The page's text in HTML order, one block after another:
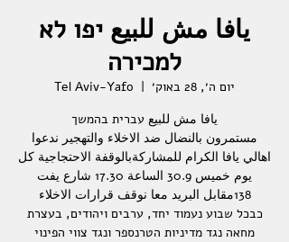
يافا مش للبيع יפו לא
למכירה
יום ה׳, 28 באוק׳
  |
Tel Aviv-Yafo
مستمرون بالنضال ضد الاخلاء والتهجير ندعوا
اهالي يافا الكرام للمشاركةبالوقفة الاحتجاجية كل
يوم خميس 30.9 الساعة 17.30 شارع يفت
כבכל שבוע נעמוד יחד, ערבים ויהודים, בעצרת
מחאה נגד מדיניות הטרנספר ונגד צווי הפינוי